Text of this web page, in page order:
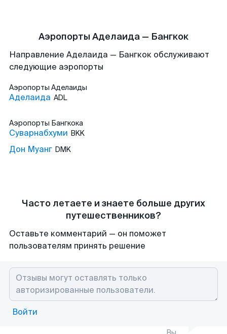
Аэропорты Аделаида — Бангкок
Направление Аделаида — Бангкок обслуживают
следующие аэропорты
Аэропорты Аделаиды
Аделаида ADL
Аэропорты Бангкока
Суварнабхуми BKK
Дон Муанг DMK
Часто летаете и знаете больше других
путешественников?
Оставьте комментарий — он поможет
пользователям принять решение
Войти